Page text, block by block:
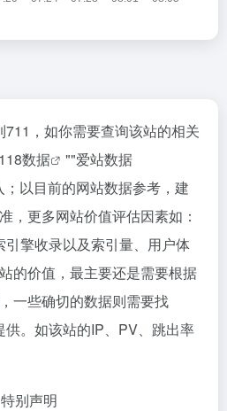
，如你需要查询该站的相关
数据 ""爱站数据
；以目前的网站数据参考，建
，更多网站价值评估因素如：
擎收录以及索引量、用户体
的价值，最主要还是需要根据
一些确切的数据则需要找
。如该站的IP、PV、跳出率
特别声明